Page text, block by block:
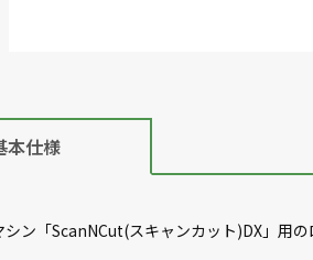
本仕様
シン「ScanNCut(スキャンカット)DX」用